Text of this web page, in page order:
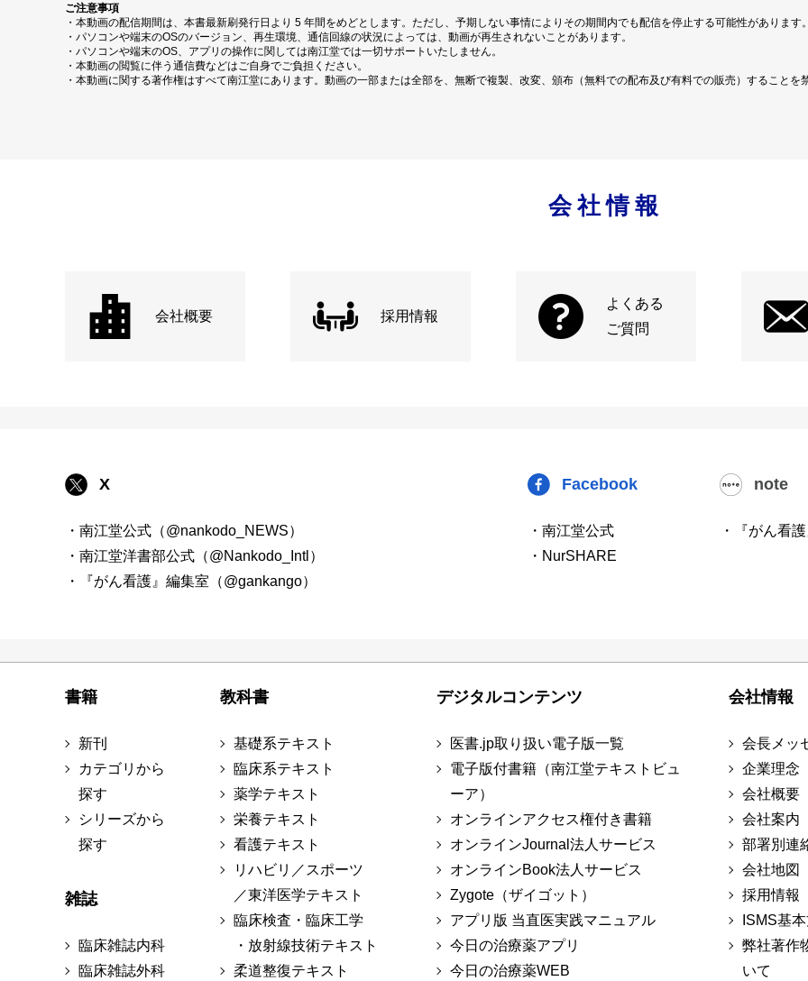
ご注意事項
・本動画の配信期間は、本書最新刷発行日より 5 年間をめどとします。ただし、予期しない事情によりその期間内でも配信を停止する可能性があります。
・パソコンや端末のOSのバージョン、再生環境、通信回線の状況によっては、動画が再生されないことがあります。
・パソコンや端末のOS、アプリの操作に関しては南江堂では一切サポートいたしません。
・本動画の閲覧に伴う通信費などはご自身でご負担ください。
・本動画に関する著作権はすべて南江堂にあります。動画の一部または全部を、無断で複製、改変、頒布（無料での配布及び有料での販売）することを
会社情報
会社概要 採用情報
よくある
ご質問
X
・南江堂公式（@nankodo_NEWS）
・南江堂洋書部公式（@Nankodo_Intl）
・『がん看護』編集室（@gankango）
Facebook
・南江堂公式
・NurSHARE
note
・『がん看
書籍
新刊
カテゴリから
探す
シリーズから
探す
雑誌
臨床雑誌内科
臨床雑誌外科
教科書
基礎系テキスト
臨床系テキスト
薬学テキスト
栄養テキスト
看護テキスト
リハビリ／スポーツ
／東洋医学テキスト
臨床検査・臨床工学
・放射線技術テキスト
柔道整復テキスト
デジタルコンテンツ
医書.jp取り扱い電子版一覧
電子版付書籍（南江堂テキストビュ
ーア）
オンラインアクセス権付き書籍
オンラインJournal法人サービス
オンラインBook法人サービス
Zygote（ザイゴット）
アプリ版 当直医実践マニュアル
今日の治療薬アプリ
今日の治療薬WEB
会社情報
会長メッ
企業理念
会社概要
会社案内
部署別連
会社地図
採用情報
ISMS基
弊社著作
いて